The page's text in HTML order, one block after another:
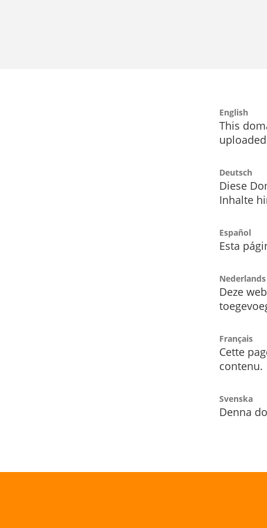
English
This
Deutsch
Diese
Inhalte
Español
Esta
Nederlands
Deze
Français
Cette
contenu.
Svenska
Denna